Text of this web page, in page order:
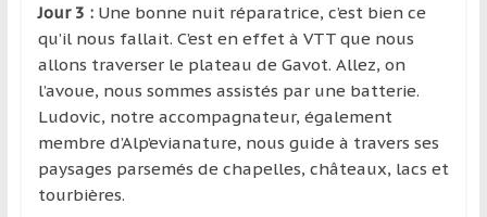
Jour 3 : Une bonne nuit réparatrice, c’est bien ce
qu’il nous fallait. C’est en effet à VTT que nous
allons traverser le plateau de Gavot. Allez, on
l’avoue, nous sommes assistés par une batterie.
Ludovic, notre accompagnateur, également
membre d’Alp’evianature, nous guide à travers ses
paysages parsemés de chapelles, châteaux, lacs et
tourbières.